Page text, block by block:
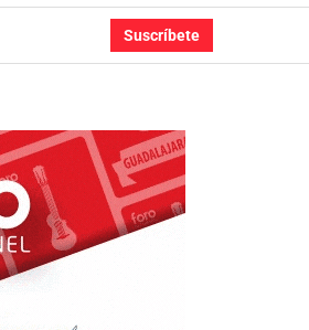
Suscríbete